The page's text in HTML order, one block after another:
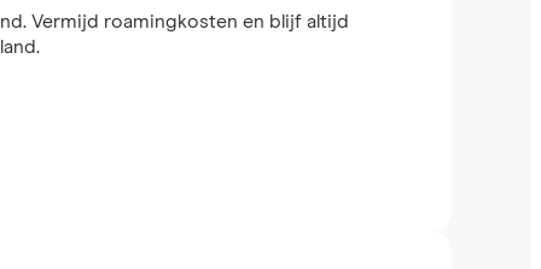
Vermijd roamingkosten en blijf altijd